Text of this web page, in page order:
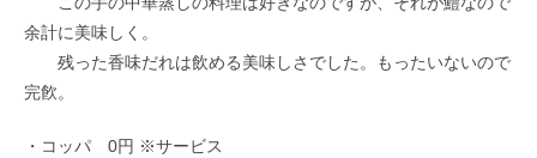
余計に美味しく。
残った香味だれは飲める美味しさでした。もったいないので
完飮。
・コッパ 0円 ※サービス